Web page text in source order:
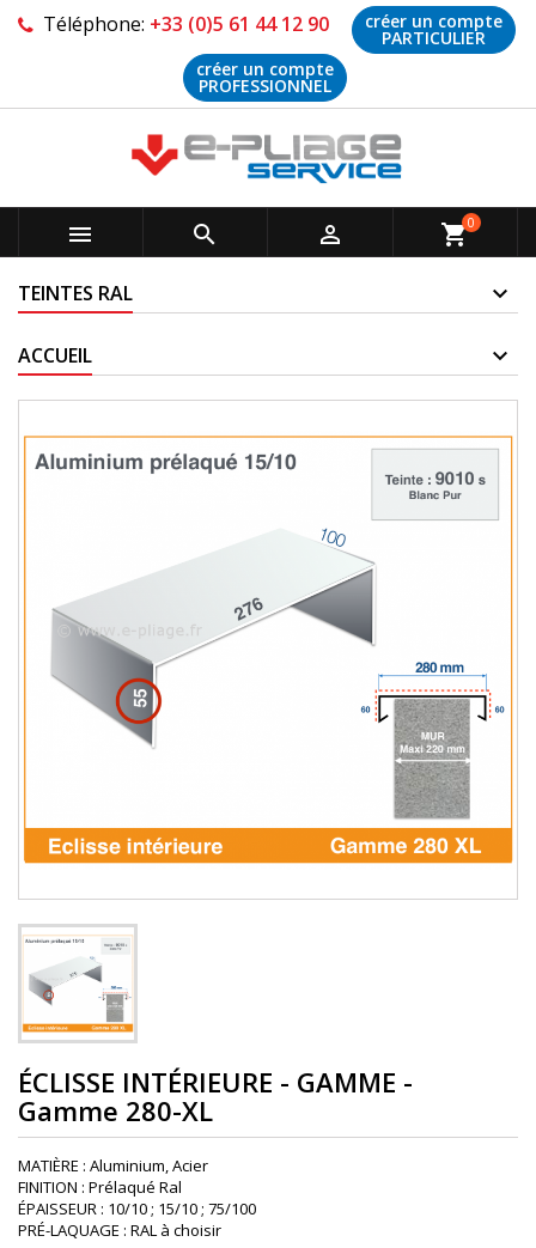
Téléphone: +33 (0)5 61 44 12 90 créer un compte
PARTICULIER
créer un compte
PROFESSIONNEL
   shopping_cart0
TEINTES RAL
ACCUEIL
ÉCLISSE INTÉRIEURE - GAMME -
Gamme 280-XL
MATIÈRE : Aluminium, Acier
FINITION : Prélaqué Ral
ÉPAISSEUR : 10/10 ; 15/10 ; 75/100
PRÉ-LAQUAGE : RAL à choisir